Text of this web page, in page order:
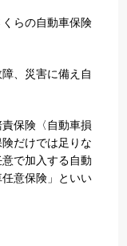
らの自動車保険
、災害に備え自
保険〈自動車損
だけでは足りな
で加入する自動
意保険」といい